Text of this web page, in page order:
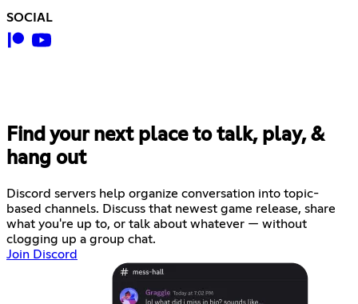
SOCIAL
Find your next place to talk, play, &
hang out
Discord servers help organize conversation into topic-
based channels. Discuss that newest game release, share
what you're up to, or talk about whatever — without
clogging up a group chat.
Join Discord